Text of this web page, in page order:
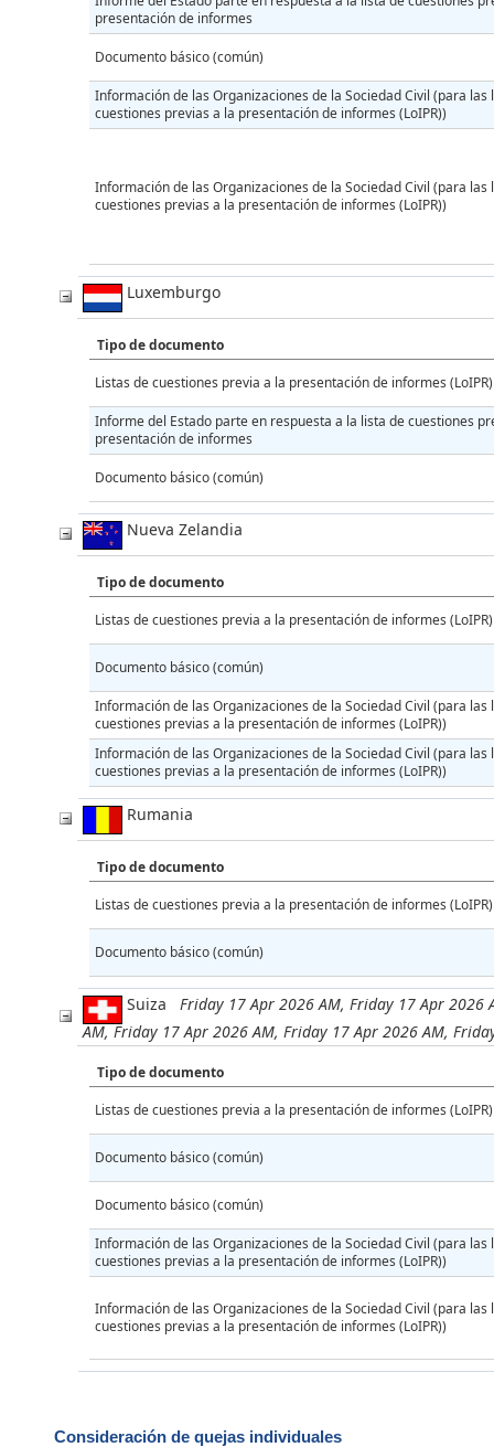
presentación de informes
Documento básico (común)
Información de las Organizaciones de la Sociedad Civil (para las
cuestiones previas a la presentación de informes (LoIPR))
Información de las Organizaciones de la Sociedad Civil (para las
cuestiones previas a la presentación de informes (LoIPR))
Luxemburgo
Tipo de documento
Listas de cuestiones previa a la presentación de informes (LoIPR)
Informe del Estado parte en respuesta a la lista de cuestiones
presentación de informes
Documento básico (común)
Nueva Zelandia
Tipo de documento
Listas de cuestiones previa a la presentación de informes (LoIPR)
Documento básico (común)
Información de las Organizaciones de la Sociedad Civil (para las
cuestiones previas a la presentación de informes (LoIPR))
Información de las Organizaciones de la Sociedad Civil (para las
cuestiones previas a la presentación de informes (LoIPR))
Rumania
Tipo de documento
Listas de cuestiones previa a la presentación de informes (LoIPR)
Documento básico (común)
Suiza Friday 17 Apr 2026 AM, Friday 17 Apr 2026
AM, Friday 17 Apr 2026 AM, Friday 17 Apr 2026 AM,
Tipo de documento
Listas de cuestiones previa a la presentación de informes (LoIPR)
Documento básico (común)
Documento básico (común)
Información de las Organizaciones de la Sociedad Civil (para las
cuestiones previas a la presentación de informes (LoIPR))
Información de las Organizaciones de la Sociedad Civil (para las
cuestiones previas a la presentación de informes (LoIPR))
Consideración de quejas individuales